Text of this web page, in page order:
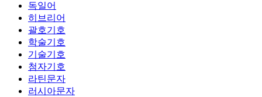
독일어
히브리어
괄호기호
학술기호
기술기호
첨자기호
라틴문자
러시아문자